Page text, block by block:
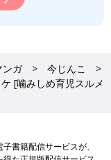
ンガ
今じんこ
[噛みしめ育児スルメ
書籍配信サービスが、